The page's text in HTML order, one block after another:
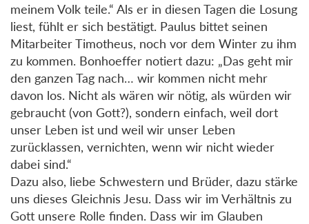
meinem Volk teile.“ Als er in diesen Tagen die Losung
liest, fühlt er sich bestätigt. Paulus bittet seinen
Mitarbeiter Timotheus, noch vor dem Winter zu ihm
zu kommen. Bonhoeffer notiert dazu: „Das geht mir
den ganzen Tag nach… wir kommen nicht mehr
davon los. Nicht als wären wir nötig, als würden wir
gebraucht (von Gott?), sondern einfach, weil dort
unser Leben ist und weil wir unser Leben
zurücklassen, vernichten, wenn wir nicht wieder
dabei sind.“
Dazu also, liebe Schwestern und Brüder, dazu stärke
uns dieses Gleichnis Jesu. Dass wir im Verhältnis zu
Gott unsere Rolle finden. Dass wir im Glauben